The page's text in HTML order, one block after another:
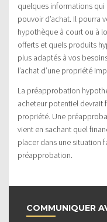
quelques informations
pouvoir d’achat. Il pourra
hypothèque à court ou à
offerts et quels produits
plus adaptés à vos
l’achat d’une propriété
La préapprobation
acheteur potentiel devrait
propriété. Une
vient en sachant quel
placer dans une situation
préapprobation.
COMMUNIQUER